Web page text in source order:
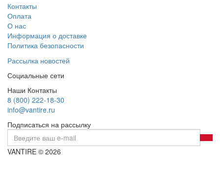
Контакты
Оплата
О нас
Информация о доставке
Политика безопасности
Рассылка новостей
Социальные сети
Наши Контакты
8 (800) 222-18-30
info@vantire.ru
Подписаться на рассылку
VANTIRE © 2026